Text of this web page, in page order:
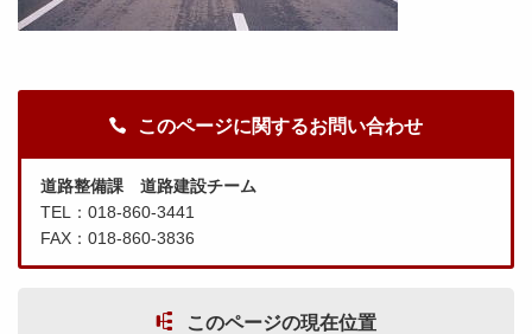
このページに関するお問い合わせ
道路整備課 道路建設チーム
TEL：018-860-3441
FAX：018-860-3836
このページの現在位置